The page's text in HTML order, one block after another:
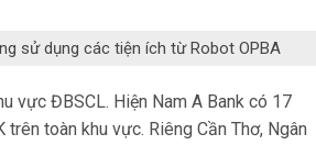
sử dụng các tiện ích từ Robot OPBA
vực ĐBSCL. Hiện Nam A Bank có 17
toàn khu vực. Riêng Cần Thơ, Ngân